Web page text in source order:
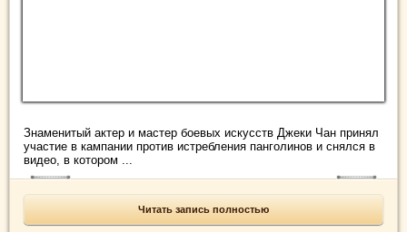
Знаменитый актер и мастер боевых искусств Джеки Чан принял
участие в кампании против истребления панголинов и снялся в
видео, в котором ...
Читать запись полностью